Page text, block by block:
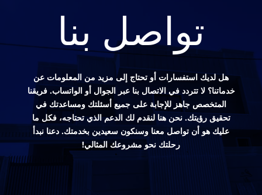
تواصل بنا
هل لديك استفسارات أو تحتاج إلى مزيد من المعلومات عن
خدماتنا؟ لا تتردد في الاتصال بنا عبر الجوال أو الواتساب. فريقنا
المتخصص جاهز للإجابة على جميع أسئلتك ومساعدتك في
تحقيق رؤيتك. نحن هنا لنقدم لك الدعم الذي تحتاجه، فكل ما
عليك هو أن تواصل معنا وسنكون سعيدين بخدمتك. دعنا نبدأ
رحلتك نحو مشروعك المثالي!